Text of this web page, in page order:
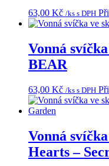
63,00 Kč /ks s DPH
Vonná
BEAR
63,00 Kč /ks s DPH
Vonná
Hearts –